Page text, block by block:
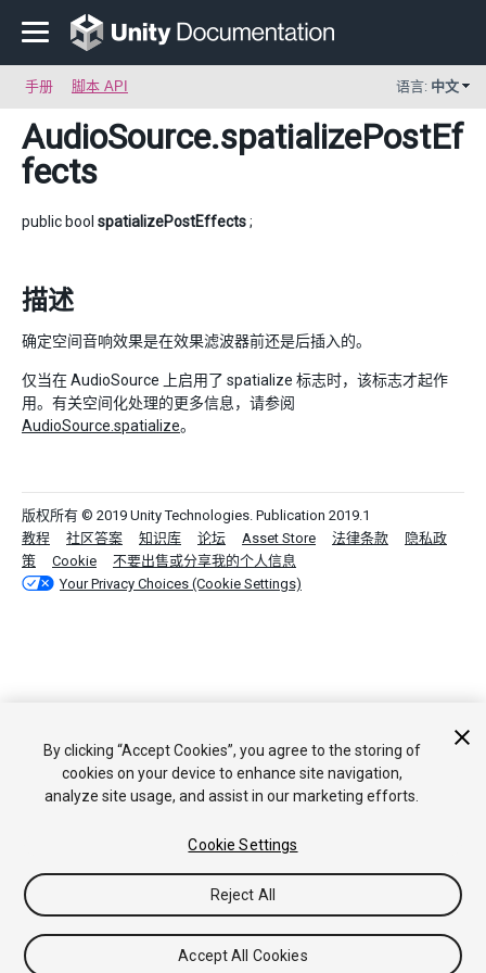
手册 脚本 API 语言: 中文
AudioSource.spatializePostEf
fects
public bool spatializePostEffects;
描述
确定空间音响效果是在效果滤波器前还是后插入的。
仅当在 AudioSource 上启用了 spatialize 标志时，该标志才起作
用。有关空间化处理的更多信息，请参阅
AudioSource.spatialize。
版权所有 © 2019 Unity Technologies. Publication 2019.1
教程
社区答案 知识库 论坛 Asset Store 法律条款
隐私政
策
Cookie
不要出售或分享我的个人信息
Your Privacy Choices (Cookie Settings)
By clicking “Accept Cookies”, you agree to the storing of
cookies on your device to enhance site navigation,
analyze site usage, and assist in our marketing efforts.
Cookie Settings
Reject All
Accept All Cookies